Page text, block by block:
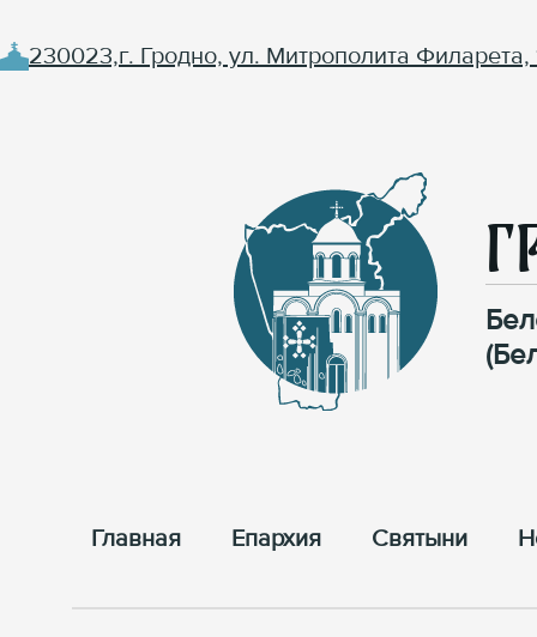
230023,г. Гродно, ул. Митрополита Филарета,
Главная Епархия Cвятыни